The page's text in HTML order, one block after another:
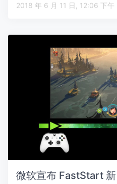
2018 年 6 月 11 日, 12:06 下午
微软宣布 FastStart